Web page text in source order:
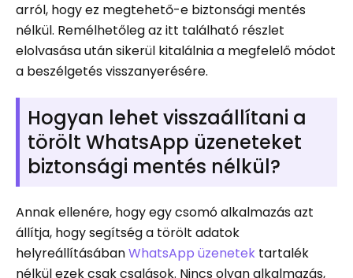
arról, hogy ez megtehető-e biztonsági mentés
nélkül. Remélhetőleg az itt található részlet
elolvasása után sikerül kitalálnia a megfelelő módot
a beszélgetés visszanyerésére.
Hogyan lehet visszaállítani a
törölt WhatsApp üzeneteket
biztonsági mentés nélkül?
Annak ellenére, hogy egy csomó alkalmazás azt
állítja, hogy segítség a törölt adatok
helyreállításábanWhatsApp üzenetek tartalék
nélkül ezek csak csalások. Nincs olyan alkalmazás,